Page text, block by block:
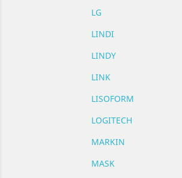
LG
LINDI
LINDY
LINK
LISOFORM
LOGITECH
MARKIN
MASK